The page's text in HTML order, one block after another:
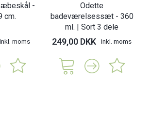
-
cm.
Inkl. moms
Odette
badeværelsessæt - 360
ml. | Sort 3 dele
249,00 DKK Inkl. moms